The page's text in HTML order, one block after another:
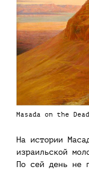
Masada on the
На истории
израильской
По сей день не